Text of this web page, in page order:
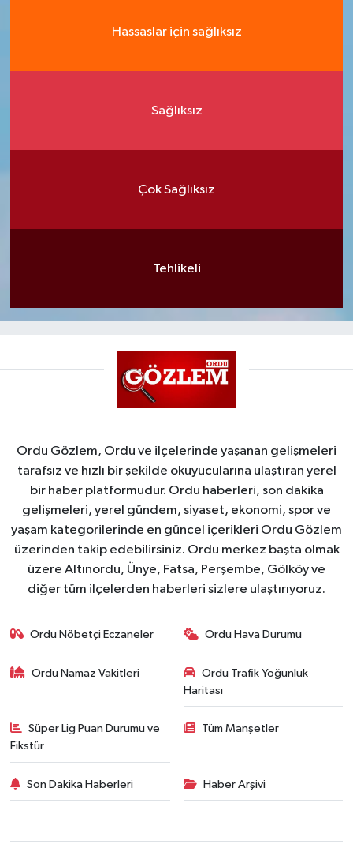
Hassaslar için sağlıksız
Sağlıksız
Çok Sağlıksız
Tehlikeli
Ordu Gözlem, Ordu ve ilçelerinde yaşanan gelişmeleri
tarafsız ve hızlı bir şekilde okuyucularına ulaştıran yerel
bir haber platformudur. Ordu haberleri, son dakika
gelişmeleri, yerel gündem, siyaset, ekonomi, spor ve
yaşam kategorilerinde en güncel içerikleri Ordu Gözlem
üzerinden takip edebilirsiniz. Ordu merkez başta olmak
üzere Altınordu, Ünye, Fatsa, Perşembe, Gölköy ve
diğer tüm ilçelerden haberleri sizlere ulaştırıyoruz.
Ordu Nöbetçi Eczaneler Ordu Hava Durumu
Ordu Namaz Vakitleri
Ordu Trafik Yoğunluk
Haritası
Süper Lig Puan Durumu ve
Fikstür
Tüm Manşetler
Son Dakika Haberleri Haber Arşivi